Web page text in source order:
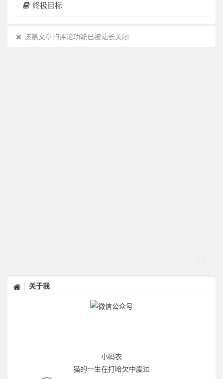
终极目标
该篇文章的评论功能已被站长关闭
关于我
小码农
猫的一生在打哈欠中度过